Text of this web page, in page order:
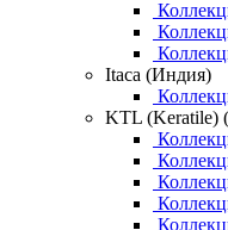
Itaca (Индия)
KTL (Keratile)